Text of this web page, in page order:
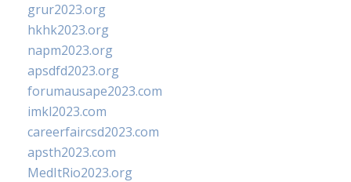
grur2023.org
hkhk2023.org
napm2023.org
apsdfd2023.org
forumausape2023.com
imkl2023.com
careerfaircsd2023.com
apsth2023.com
MedItRio2023.org